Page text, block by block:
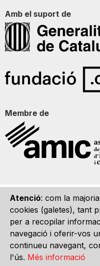
Atenció: com la
cookies (galetes), tant
per a recopilar
navegació i oferir-vos
continueu navegant,
l'ús. Més informació
Amb el suport de
Membre de
Qui som Contacte Imatge